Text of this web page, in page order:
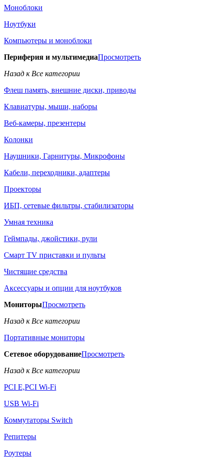
Моноблоки
Ноутбуки
Компьютеры и моноблоки
Периферия и мультимедиаПросмотреть
Назад к Все категории
Флеш память, внешние диски, приводы
Клавиатуры, мыши, наборы
Веб-камеры, презентеры
Колонки
Наушники, Гарнитуры, Микрофоны
Кабели, переходники, адаптеры
Проекторы
ИБП, сетевые фильтры, стабилизаторы
Умная техника
Геймпады, джойстики, рули
Смарт TV приставки и пульты
Чистящие средства
Аксессуары и опции для ноутбуков
МониторыПросмотреть
Назад к Все категории
Портативные мониторы
Сетевое оборудованиеПросмотреть
Назад к Все категории
PCI E,PCI Wi-Fi
USB Wi-Fi
Коммутаторы Switch
Репитеры
Роутеры